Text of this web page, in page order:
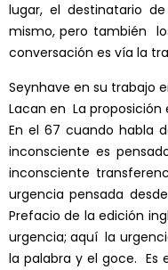
lugar, el destinatario
mismo, pero también
conversación es vía la
Seynhave en su trabajo
Lacan en La
En el 67 cuando habla
inconsciente es
inconsciente
urgencia pensada
Prefacio de la edición
urgencia; aquí la
la palabra y el goce. Es